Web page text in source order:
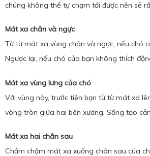
chúng không thể tự chạm tới được nên sẽ
Mát xa chân và ngực
Từ từ mát xa vùng chân và ngực, nếu chó
Ngược lại, nếu chó của bạn không thích
Mát xa vùng lưng của chó
Với vùng này, trước tiên bạn từ từ mát xa
vòng tròn giữa hai bên xương. Sống tạo
Mát xa hai chân sau
Chầm chậm mát xa xuống chân sau của